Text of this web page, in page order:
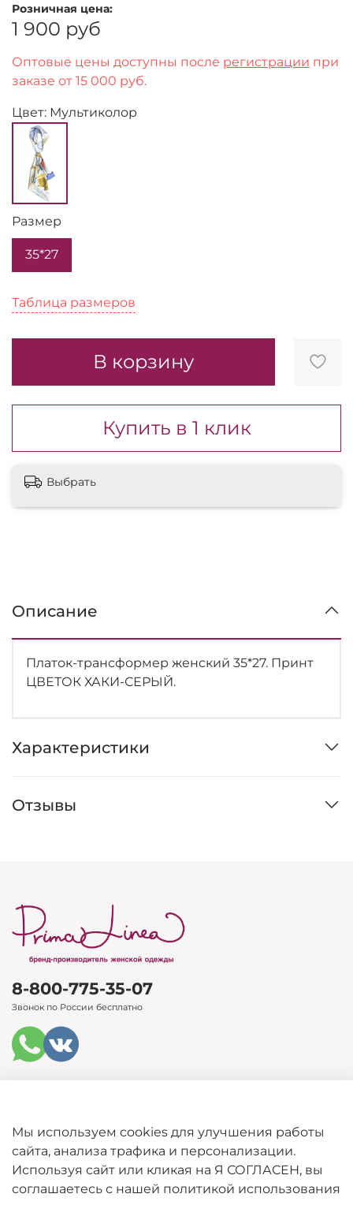
Розничная цена:
1 900 руб
Оптовые цены доступны после регистрации при
заказе от 15 000 руб.
Цвет: Мультиколор
Таблица размеров
В корзину
Купить в 1 клик
Размер
35*27
Выбрать
Описание
Платок-трансформер женский 35*27. Принт
ЦВЕТОК ХАКИ-СЕРЫЙ.
Характеристики
Отзывы
Покупателям
Информация
8-800-775-35-07
Звонок по России бесплатно
Мы используем cookies для улучшения работы
сайта, анализа трафика и персонализации.
Используя сайт или кликая на Я СОГЛАСЕН, вы
соглашаетесь с нашей политикой использования